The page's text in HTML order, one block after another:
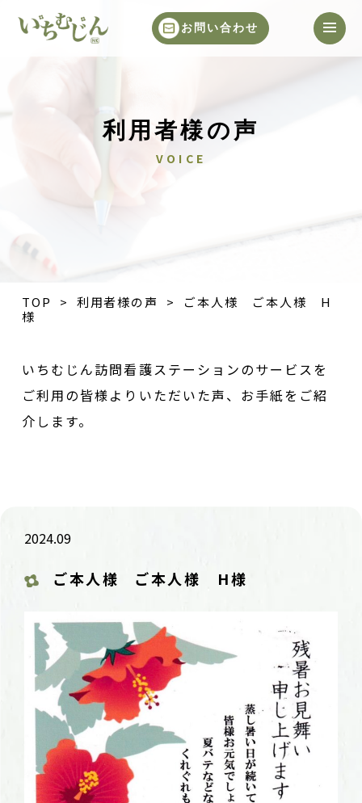
お問い合わせ
利用者様の声
VOICE
TOP > 利用者様の声
> ご本人様 ご本人様 H
様
いちむじん訪問看護ステーションのサービスを
ご利用の皆様よりいただいた声、お手紙をご紹
介します。
2024.09
ご本人様 ご本人様 H様